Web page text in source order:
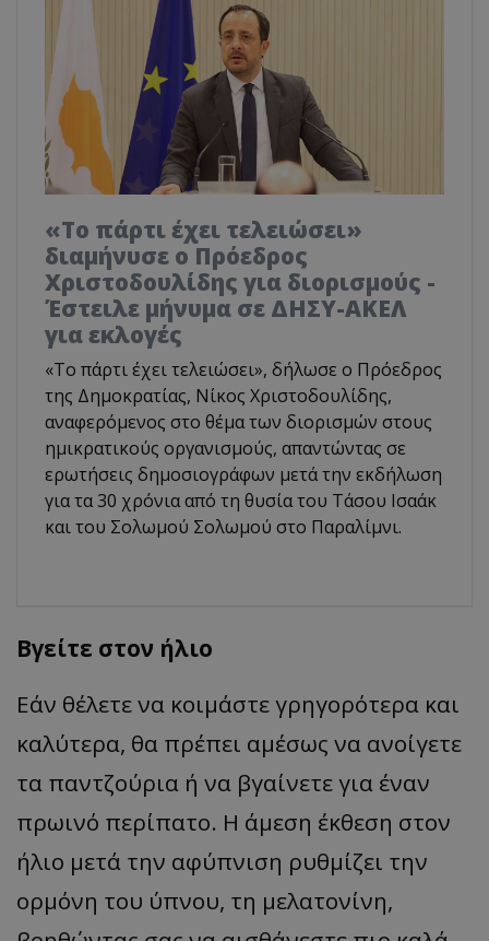
«Το πάρτι έχει τελειώσει»
διαμήνυσε ο Πρόεδρος
Χριστοδουλίδης για διορισμούς -
Έστειλε μήνυμα σε ΔΗΣΥ-ΑΚΕΛ
για εκλογές
«Το πάρτι έχει τελειώσει», δήλωσε ο Πρόεδρος
της Δημοκρατίας, Νίκος Χριστοδουλίδης,
αναφερόμενος στο θέμα των διορισμών στους
ημικρατικούς οργανισμούς, απαντώντας σε
ερωτήσεις δημοσιογράφων μετά την εκδήλωση
για τα 30 χρόνια από τη θυσία του Τάσου Ισαάκ
και του Σολωμού Σολωμού στο Παραλίμνι.
Βγείτε στον ήλιο
Εάν θέλετε να κοιμάστε γρηγορότερα και
καλύτερα, θα πρέπει αμέσως να ανοίγετε
τα παντζούρια ή να βγαίνετε για έναν
πρωινό περίπατο. Η άμεση έκθεση στον
ήλιο μετά την αφύπνιση ρυθμίζει την
ορμόνη του ύπνου, τη μελατονίνη,